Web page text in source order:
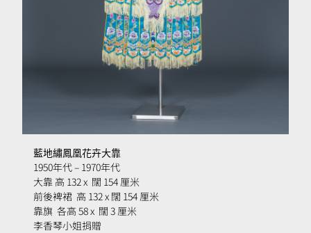
藍地繡鳳凰花卉大靠
1950年代– 1970年代
大靠 高 132 x 闊 154 厘米
前後裨裙 高 132 x 闊 154 厘米
靠旗 各高 58 x 闊 3 厘米
李香琴小姐捐贈